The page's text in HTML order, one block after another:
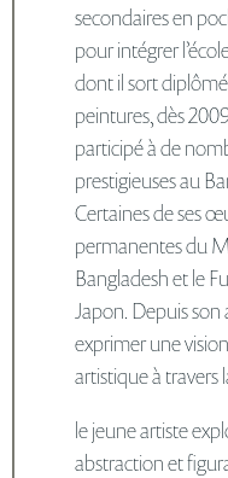
secondaires en
pour intégrer
dont il sort diplômé
peintures, dès
participé à de
prestigieuses au
Certaines de ses
permanentes du
Bangladesh et le
Japon. Depuis son
exprimer une
artistique à travers
le jeune artiste
abstraction et